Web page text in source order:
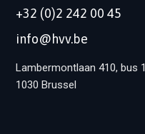
+32 (0)2 242 00 45
info@hvv.be
Lambermontlaan 410, bus 1
1030 Brussel